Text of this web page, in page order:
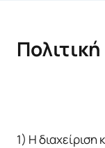
1) Η